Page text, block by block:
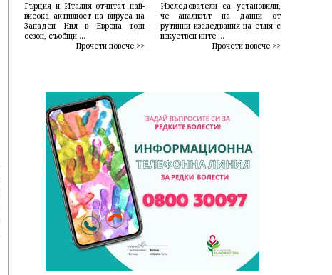
Гърция и Италия отчитат най-
висока активност на вируса на
Западен Нил в Европа този
сезон, съобщи ...
Прочети повече >>
Изследователи са установили,
че анализът на данни от
рутинни изследвания на съня с
изкуствен инте ...
Прочети повече >>